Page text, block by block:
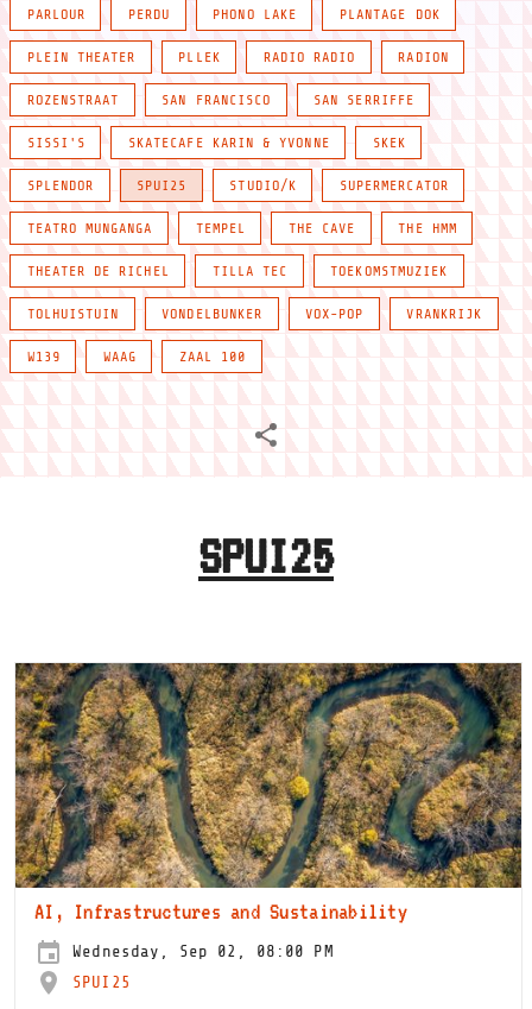
PARLOUR PERDU PHONO LAKE PLANTAGE DOK
PLEIN THEATER PLLEK RADIO RADIO RADION
ROZENSTRAAT SAN FRANCISCO SAN SERRIFFE
SISSI'S SKATECAFE KARIN & YVONNE SKEK
SPLENDOR SPUI25 STUDIO/K SUPERMERCATOR
TEATRO MUNGANGA TEMPEL THE CAVE THE HMM
THEATER DE RICHEL TILLA TEC TOEKOMSTMUZIEK
TOLHUISTUIN VONDELBUNKER VOX-POP VRANKRIJK
W139 WAAG ZAAL 100
SPUI25
AI, Infrastructures and Sustainability
Wednesday, Sep 02, 08:00 PM
SPUI25